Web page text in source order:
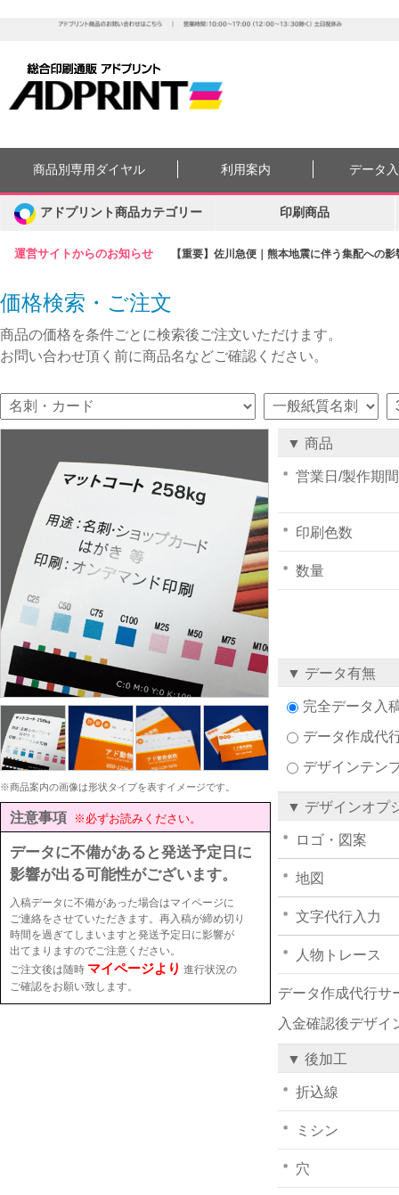
運営サイトからのお知らせ 【重要】佐川急便｜熊本地震に伴う集配への
商品別専用ダイヤル 利用案内 データ
アドプリント商品カテゴリー 印刷商品
価格検索・ご注文
商品の価格を条件ごとに検索後ご注文いただけます。
お問い合わせ頂く前に商品名などご確認ください。
※商品案内の画像は形状タイプを表すイメージです。
注意事項 ※必ずお読みください。
データに不備があると発送予定日に
影響が出る可能性がございます。
入稿データに不備があった場合はマイページに
ご連絡をさせていただきます。再入稿が締め切り
時間を過ぎてしまいますと発送予定日に影響が
出てまりますのでご注意ください。
ご注文後は随時 マイページより 進行状況の
ご確認をお願い致します。
▼ 商品
営業日/製作期間
印刷色数
数量
▼ データ有無
完全データ入
データ作成代
デザインテン
▼ デザインオプ
ロゴ・図案
地図
文字代行入力
人物トレース
データ作成代行サ
入金確認後デザイ
▼ 後加工
折込線
ミシン
穴